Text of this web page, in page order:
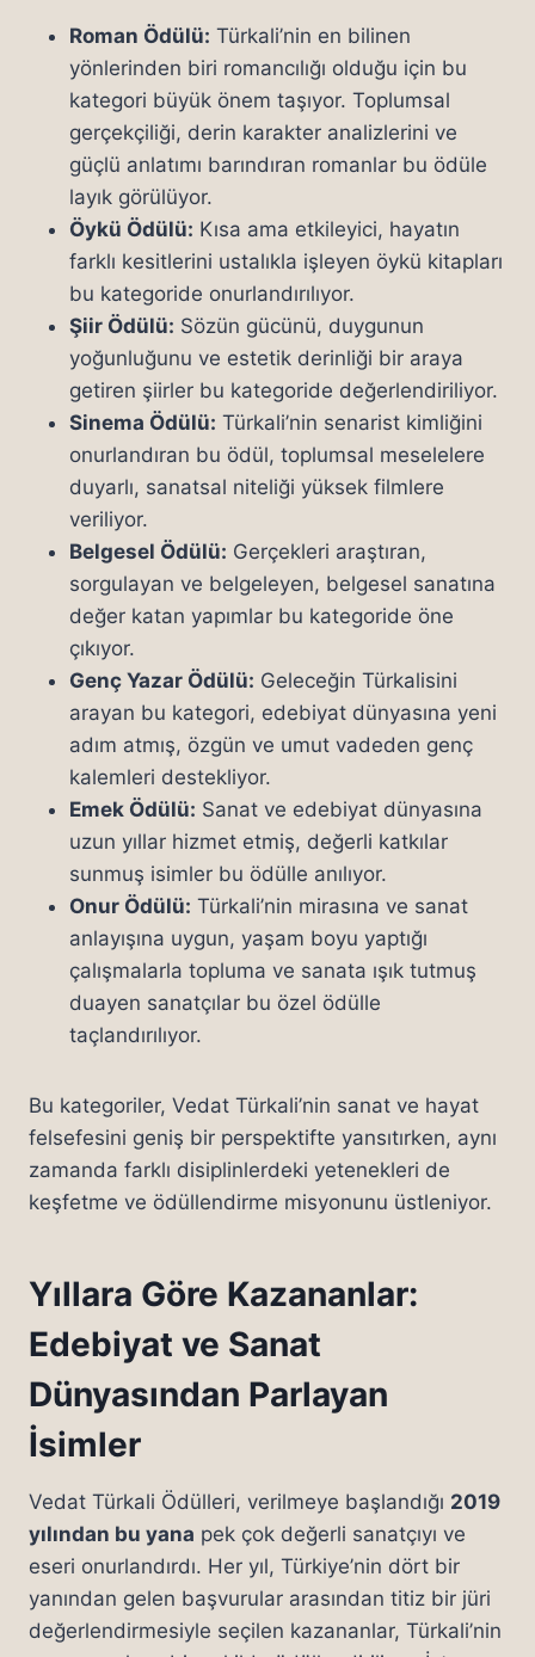
Roman Ödülü: Türkali’nin en bilinen
yönlerinden biri romancılığı olduğu için bu
kategori büyük önem taşıyor. Toplumsal
gerçekçiliği, derin karakter analizlerini ve
güçlü anlatımı barındıran romanlar bu ödüle
layık görülüyor.
Öykü Ödülü: Kısa ama etkileyici, hayatın
farklı kesitlerini ustalıkla işleyen öykü kitapları
bu kategoride onurlandırılıyor.
Şiir Ödülü: Sözün gücünü, duygunun
yoğunluğunu ve estetik derinliği bir araya
getiren şiirler bu kategoride değerlendiriliyor.
Sinema Ödülü: Türkali’nin senarist kimliğini
onurlandıran bu ödül, toplumsal meselelere
duyarlı, sanatsal niteliği yüksek filmlere
veriliyor.
Belgesel Ödülü: Gerçekleri araştıran,
sorgulayan ve belgeleyen, belgesel sanatına
değer katan yapımlar bu kategoride öne
çıkıyor.
Genç Yazar Ödülü: Geleceğin Türkalisini
arayan bu kategori, edebiyat dünyasına yeni
adım atmış, özgün ve umut vadeden genç
kalemleri destekliyor.
Emek Ödülü: Sanat ve edebiyat dünyasına
uzun yıllar hizmet etmiş, değerli katkılar
sunmuş isimler bu ödülle anılıyor.
Onur Ödülü: Türkali’nin mirasına ve sanat
anlayışına uygun, yaşam boyu yaptığı
çalışmalarla topluma ve sanata ışık tutmuş
duayen sanatçılar bu özel ödülle
taçlandırılıyor.
Bu kategoriler, Vedat Türkali’nin sanat ve hayat
felsefesini geniş bir perspektifte yansıtırken, aynı
zamanda farklı disiplinlerdeki yetenekleri de
keşfetme ve ödüllendirme misyonunu üstleniyor.
Yıllara Göre Kazananlar:
Edebiyat ve Sanat
Dünyasından Parlayan
İsimler
Vedat Türkali Ödülleri, verilmeye başlandığı 2019
yılından bu yana pek çok değerli sanatçıyı ve
eseri onurlandırdı. Her yıl, Türkiye’nin dört bir
yanından gelen başvurular arasından titiz bir jüri
değerlendirmesiyle seçilen kazananlar, Türkali’nin